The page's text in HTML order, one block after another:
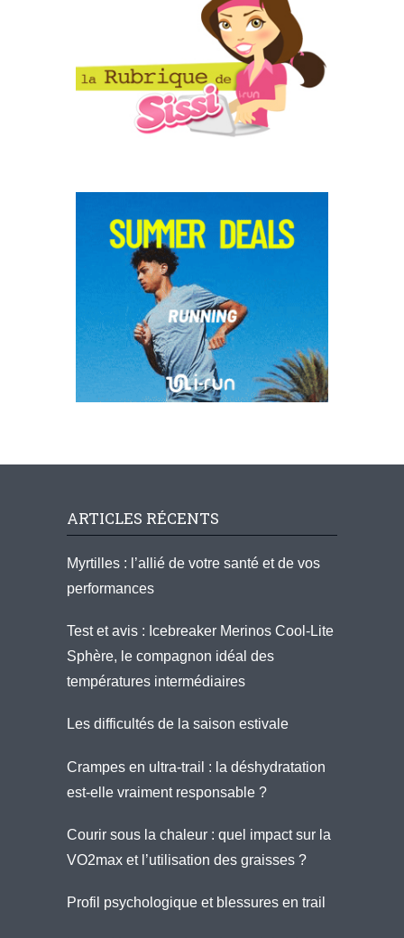
ARTICLES RÉCENTS
Myrtilles : l’allié de votre santé et de vos
performances
Test et avis : Icebreaker Merinos Cool-Lite
Sphère, le compagnon idéal des
températures intermédiaires
Les difficultés de la saison estivale
Crampes en ultra-trail : la déshydratation
est-elle vraiment responsable ?
Courir sous la chaleur : quel impact sur la
VO2max et l’utilisation des graisses ?
Profil psychologique et blessures en trail